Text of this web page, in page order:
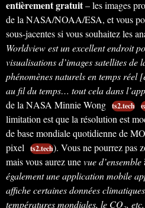
entièrement gratuit– les images
de la NASA/NOAA/ESA, et vous
sous-jacentes si vous souhaitez les
Worldview est un excellent endroit
visualisations d’images satellites
phénomènes naturels en temps réel
au fil du temps… tout cela dans
de la NASA Minnie Wong ts2.tech
limitation est que la résolution est
de base mondiale quotidienne de
pixel
ts2.tech). Vous ne pourrez pas
mais vous aurez unevue d’ensemble
également une application mobile
affiche certaines données
températures mondiales, le CO₂,